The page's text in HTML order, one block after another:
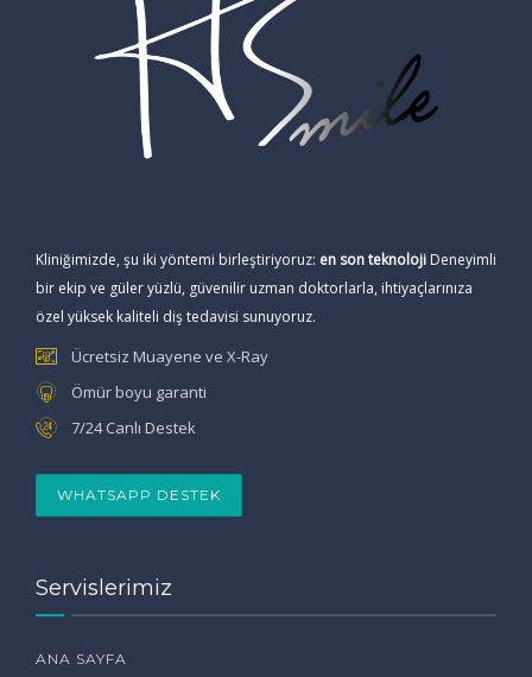
Kliniğimizde, şu iki yöntemi birleştiriyoruz: en son teknoloji Deneyimli
bir ekip ve güler yüzlü, güvenilir uzman doktorlarla, ihtiyaçlarınıza
özel yüksek kaliteli diş tedavisi sunuyoruz.
Ücretsiz Muayene ve X-Ray
Ömür boyu garanti
7/24 Canlı Destek
WHATSAPP DESTEK
Servislerimiz
ANA SAYFA